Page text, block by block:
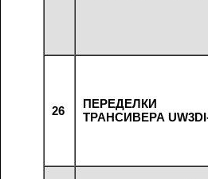
26
ПЕРЕДЕЛКИ
ТРАНСИВЕРА